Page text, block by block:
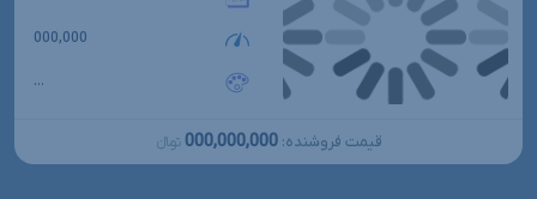
000,000
...
قیمت فروشنده: 000,000,000 تومانءءء